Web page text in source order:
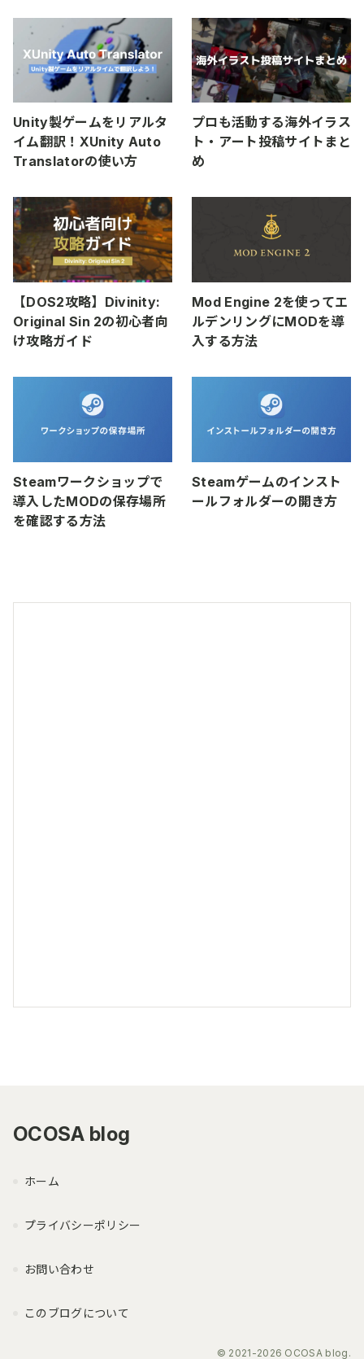
Unity製ゲームをリアルタ
イム翻訳！XUnity Auto
Translatorの使い方
プロも活動する海外イラス
ト・アート投稿サイトまと
め
【DOS2攻略】Divinity:
Original Sin 2の初心者向
け攻略ガイド
Mod Engine 2を使ってエ
ルデンリングにMODを導
入する方法
Steamワークショップで
導入したMODの保存場所
を確認する方法
Steamゲームのインスト
ールフォルダーの開き方
OCOSA blog
ホーム
プライバシーポリシー
お問い合わせ
このブログについて
© 2021-2026 OCOSA blog.